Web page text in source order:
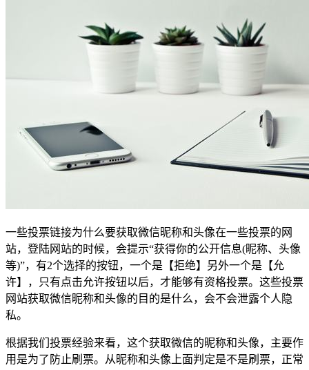
一些投票链接为什么要获取微信昵称和头像在一些投票的网
站，登陆网站的时候，会提示“获得你的公开信息(昵称、头像
等)”，有2个选择的按钮，一个是【拒绝】另外一个是【允
许】，只有点击允许按钮以后，才能够有资格投票。这些投票
网站获取微信昵称和头像的目的是什么，会不会泄露个人隐
私。
根据我们投票经验来看，这个获取微信的昵称和头像，主要作
用是为了防止刷票。从昵称和头像上面判定是不是刷票，正常